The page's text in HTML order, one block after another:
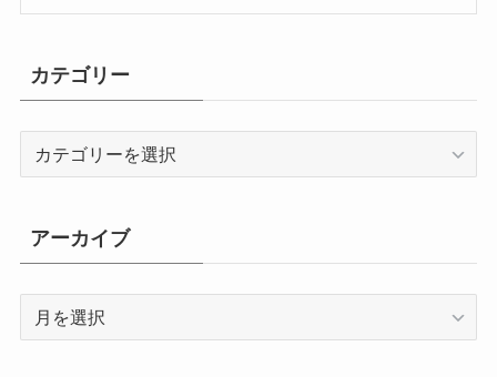
カテゴリー
リ
ー
アーカイブ